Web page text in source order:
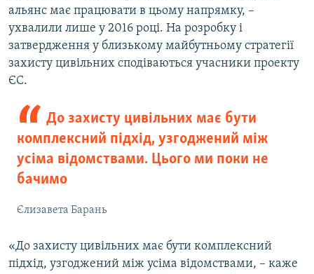
альянс має працювати в цьому напрямку, –
ухвалили лише у 2016 році. На розробку і
затвердження у близькому майбутньому стратегії
захисту цивільних сподіваються учасники проекту
ЄС.
До захисту цивільних має бути
комплексний підхід, узгоджений між
усіма відомствами. Цього ми поки не
бачимо
Єлизавета Барань
«До захисту цивільних має бути комплексний
підхід, узгоджений між усіма відомствами, – каже